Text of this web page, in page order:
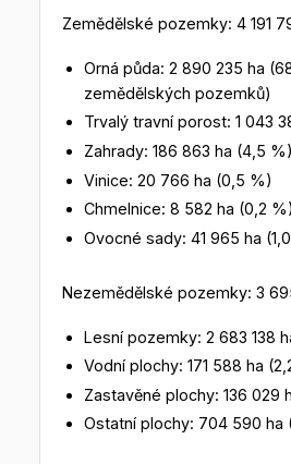
Zemědělské pozemky: 4 191
Orná půda: 2 890 235 ha
zemědělských pozemků)
Trvalý travní porost: 1 043
Zahrady: 186 863 ha (4,5 %)
Vinice: 20 766 ha (0,5 %)
Chmelnice: 8 582 ha (0,2 %)
Ovocné sady: 41 965 ha
Nezemědělské pozemky: 3
Lesní pozemky: 2 683 138
Vodní plochy: 171 588 ha
Zastavěné plochy: 136 029
Ostatní plochy: 704 590 ha